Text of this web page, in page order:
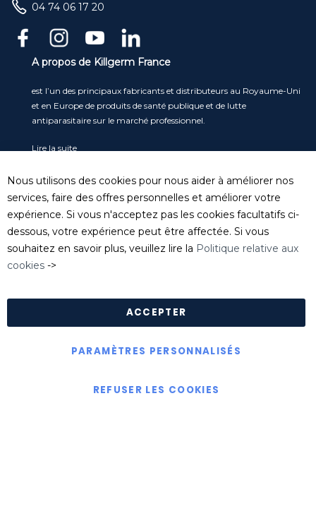
04 74 06 17 20
A propos de Killgerm France
est l’un des principaux fabricants et distributeurs au Royaume-Uni
et en Europe de produits de santé publique et de lutte
antiparasitaire sur le marché professionnel.
Lire la suite
Service clients
Tel: 04 74 06 17 20
serviceclient@killgerm.fr
Département technique/ FDS
Nous utilisons des cookies pour nous aider à améliorer nos
services, faire des offres personnelles et améliorer votre
expérience. Si vous n'acceptez pas les cookies facultatifs ci-
dessous, votre expérience peut être affectée. Si vous
souhaitez en savoir plus, veuillez lire la Politique relative aux
cookies ->
ACCEPTER
PARAMÈTRES PERSONNALISÉS
REFUSER LES COOKIES